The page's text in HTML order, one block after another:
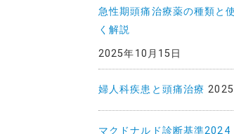
急性期頭痛治療薬の種類と
く解説
2025年10月15日
婦人科疾患と頭痛治療
マクドナルド診断基準2024